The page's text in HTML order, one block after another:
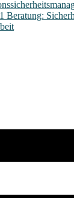
Beratung: